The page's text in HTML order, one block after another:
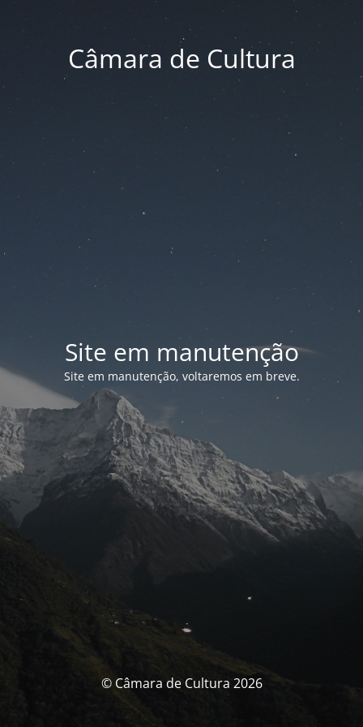
Câmara de Cultura
Site em manutenção
Site em manutenção, voltaremos em breve.
© Câmara de Cultura 2026